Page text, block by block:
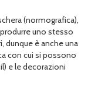
(normografica),
uno stesso
dunque è anche una
con cui si possono
e le decorazioni